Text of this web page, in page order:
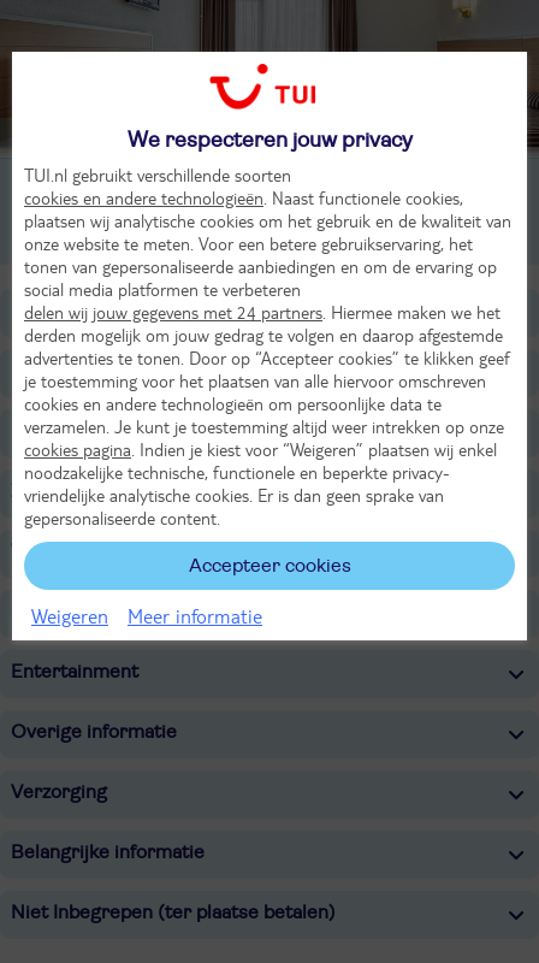
1-persoonskamer, 1-1 pers
2-persoonskamer, 1-2 pers
Ligging
Faciliteiten
Restaurants/Bars
Zwembaden
Wellness
Sport & Activiteiten
Entertainment
Overige informatie
Verzorging
Belangrijke informatie
Niet Inbegrepen (ter plaatse betalen)
We respecteren jouw privacy
TUI.nl gebruikt verschillende soorten
cookies en andere technologieën . Naast functionele cookies,
plaatsen wij analytische cookies om het gebruik en de kwaliteit van
onze website te meten. Voor een betere gebruikservaring, het
tonen van gepersonaliseerde aanbiedingen en om de ervaring op
social media platformen te verbeteren
delen wij jouw gegevens met 24 partners . Hiermee maken we het
derden mogelijk om jouw gedrag te volgen en daarop afgestemde
advertenties te tonen. Door op “Accepteer cookies” te klikken geef
je toestemming voor het plaatsen van alle hiervoor omschreven
cookies en andere technologieën om persoonlijke data te
verzamelen. Je kunt je toestemming altijd weer intrekken op onze
cookies pagina . Indien je kiest voor “Weigeren” plaatsen wij enkel
noodzakelijke technische, functionele en beperkte privacy-
vriendelijke analytische cookies. Er is dan geen sprake van
gepersonaliseerde content.
Accepteer cookies
Weigeren Meer informatie